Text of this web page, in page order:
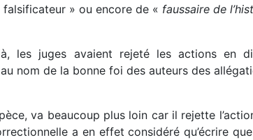
» ou encore de « faussaire de
les juges avaient rejeté les actions en
nom de la bonne foi des auteurs des
va beaucoup plus loin car il rejette
a en effet considéré qu’écrire